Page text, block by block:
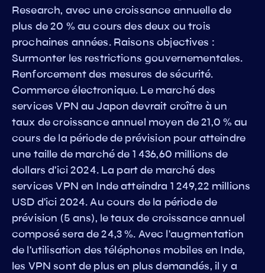
Research, avec une croissance annuelle de
plus de 20 % au cours des deux ou trois
prochaines années. Raisons objectives :
Surmonter les restrictions gouvernementales.
Renforcement des mesures de sécurité.
Commerce électronique. Le marché des
services VPN au Japon devrait croître à un
taux de croissance annuel moyen de 21,0 % au
cours de la période de prévision pour atteindre
une taille de marché de 1 436,60 millions de
dollars d'ici 2024. La part de marché des
services VPN en Inde atteindra 1 249,22 millions
USD d'ici 2024. Au cours de la période de
prévision (5 ans), le taux de croissance annuel
composé sera de 24,3 %. Avec l'augmentation
de l'utilisation des téléphones mobiles en Inde,
les VPN sont de plus en plus demandés, il y a